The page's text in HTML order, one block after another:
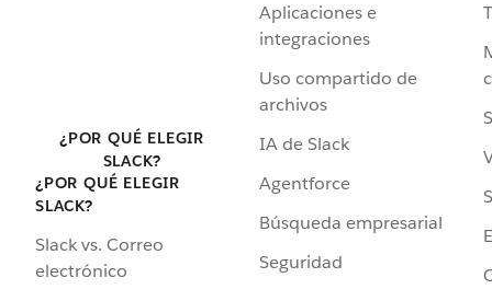
¿POR QUÉ ELEGIR
SLACK?
¿POR QUÉ ELEGIR
SLACK?
Slack vs. Correo
electrónico
Aplicaciones e
integraciones
Uso compartido de
archivos
IA de Slack
Agentforce
Búsqueda empresarial
Seguridad